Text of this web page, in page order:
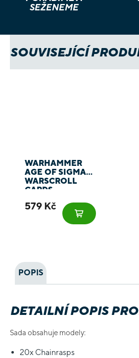
SEŽENEME
SOUVISEJÍCÍ
WARHAMMER
AGE OF SIGMAR:
WARSCROLL
CARDS -
579 Kč
POPIS
DETAILNÍ POPIS
Sada obsahuje modely:
20x Chainrasps